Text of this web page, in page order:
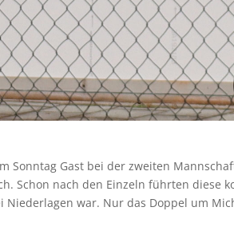
Sonntag Gast bei der zweiten
Schon nach den Einzeln führten diese
war. Nur das Doppel um